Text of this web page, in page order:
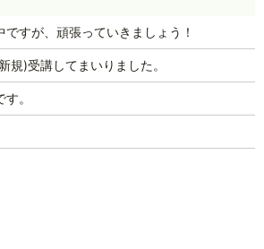
すが、頑張っていきましょう！
規)受講してまいりました。
。